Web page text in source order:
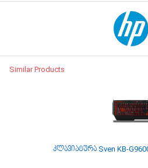
Similar Products
კლავიატურა Sven KB-